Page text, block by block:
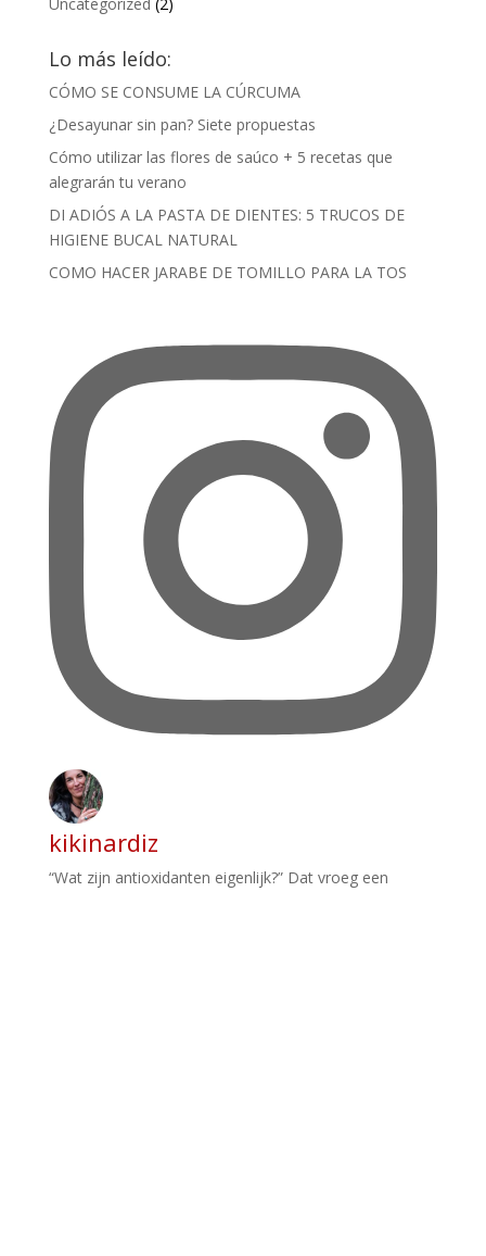
Lo más leído:
CÓMO SE CONSUME LA CÚRCUMA
¿Desayunar sin pan? Siete propuestas
Cómo utilizar las flores de saúco + 5 recetas que
alegrarán tu verano
DI ADIÓS A LA PASTA DE DIENTES: 5 TRUCOS DE
HIGIENE BUCAL NATURAL
COMO HACER JARABE DE TOMILLO PARA LA TOS
kikinardiz
“Wat zijn antioxidanten eigenlijk?” Dat vroeg een